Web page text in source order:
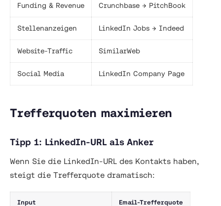
Funding & Revenue Crunchbase → PitchBook
Stellenanzeigen LinkedIn Jobs → Indeed
Website-Traffic SimilarWeb
Social Media LinkedIn Company Page
Trefferquoten maximieren
Tipp 1: LinkedIn-URL als Anker
Wenn Sie die LinkedIn-URL des Kontakts haben,
steigt die Trefferquote dramatisch:
Input Email-Trefferquote